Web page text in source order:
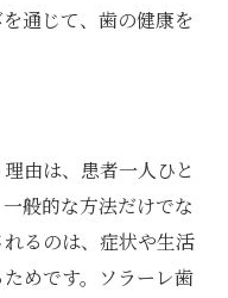
通じて、歯の健康を
由は、患者一人ひと
般的な方法だけでな
るのは、症状や生活
めです。ソラーレ歯